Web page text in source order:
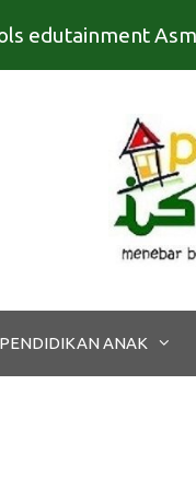
PENDIDIKAN ANAK
edutainment